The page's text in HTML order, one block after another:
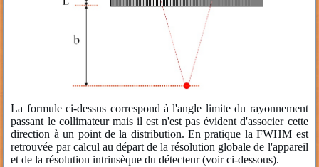
La formule ci-dessus correspond à l'angle limite du rayonnement
passant le collimateur mais il est n'est pas évident d'associer cette
direction à un point de la distribution. En pratique la FWHM est
retrouvée par calcul au départ de la résolution globale de l'appareil
et de la résolution intrinsèque du détecteur (voir ci-dessous).